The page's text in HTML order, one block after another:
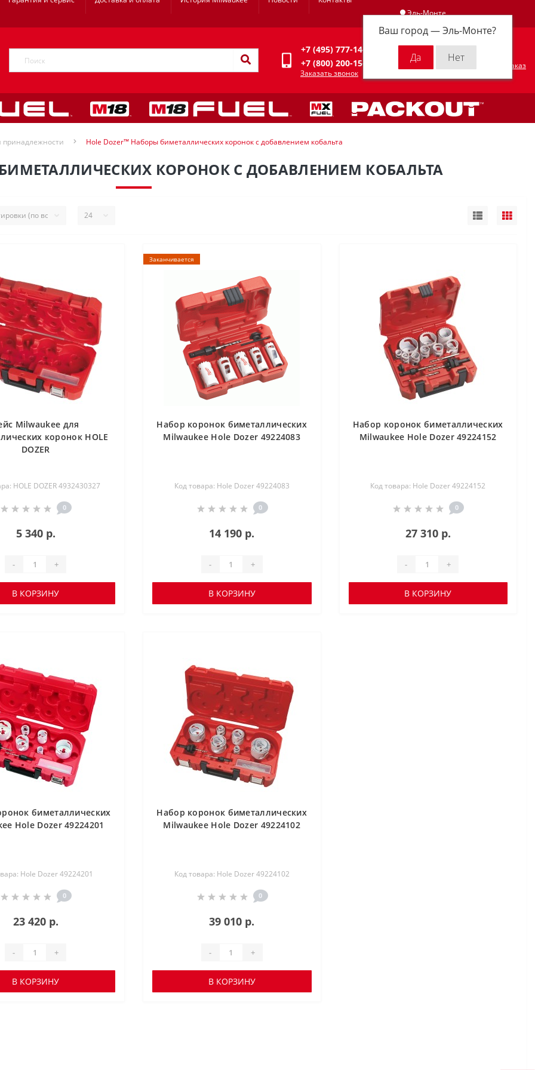
Эль-Монте
Ваш город —Эль-Монте?
Личный кабинет
+7 (495) 777-14-94
+7 (800) 200-15-94
Заказать звонок
Оформить заказ
принадлежности Hole Dozer™ Наборы биметаллических коронок с добавлением кобальта
БИМЕТАЛЛИЧЕСКИХ КОРОНОК С ДОБАВЛЕНИЕМ КОБАЛЬТА
Milwaukee для
коронок HOLE
DOZER
HOLE DOZER 4932430327
0
5 340 р.
- +
В КОРЗИНУ
Заканчивается
Набор коронок биметаллических
Milwaukee Hole Dozer 49224083
Код товара: Hole Dozer 49224083
0
14 190 р.
- +
В КОРЗИНУ
Набор коронок биметаллических
Milwaukee Hole Dozer 49224152
Код товара: Hole Dozer 49224152
0
27 310 р.
- +
В КОРЗИНУ
биметаллических
Hole Dozer 49224201
Hole Dozer 49224201
0
23 420 р.
- +
В КОРЗИНУ
Набор коронок биметаллических
Milwaukee Hole Dozer 49224102
Код товара: Hole Dozer 49224102
0
39 010 р.
- +
В КОРЗИНУ